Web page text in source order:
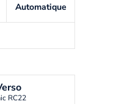
Automatique
RC22